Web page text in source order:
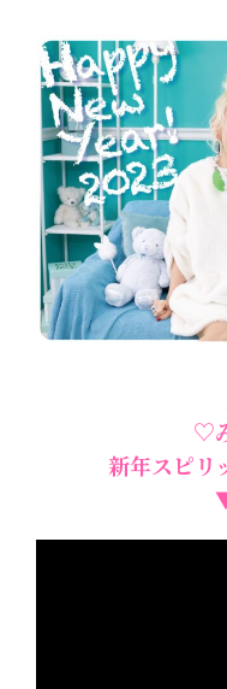
♡
新年スピリ